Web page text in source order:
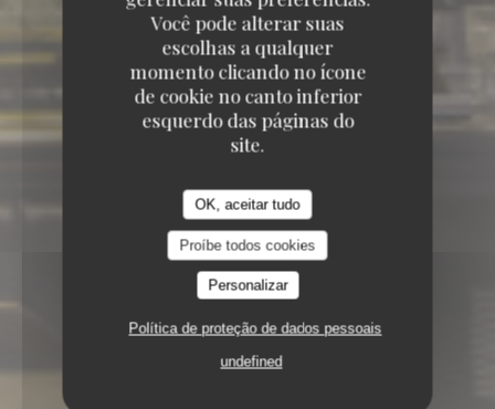
Você pode alterar suas
escolhas a qualquer
momento clicando no ícone
de cookie no canto inferior
esquerdo das páginas do
site.
OK, aceitar tudo
Proíbe todos cookies
Personalizar
Política de proteção de dados pessoais
undefined